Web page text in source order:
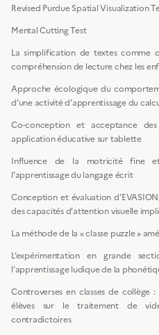
Revised Purdue Spatial Visualization
Mental Cutting Test
La simplification de textes
compréhension de lecture chez les
Approche écologique du
d’une activité d’apprentissage du
Co-conception et acceptance
application éducative sur tablette
Influence de la motricité fine
l’apprentissage du langage écrit
Conception et évaluation
des capacités d’attention visuelle
La méthode de la « classe puzzle »
L’expérimentation en grande
l’apprentissage ludique de la
Controverses en classes de collège
élèves sur le traitement de
contradictoires